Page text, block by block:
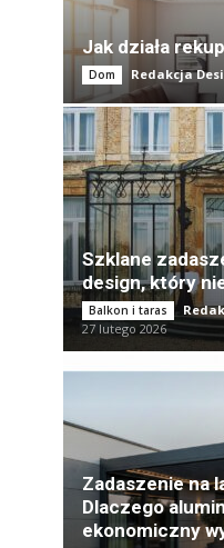
Jak działa
Dom Redakcja
Szklane
design, który
Balkon i taras
27 lutego 2026
Zadaszenie na
Dlaczego
ekonomiczny